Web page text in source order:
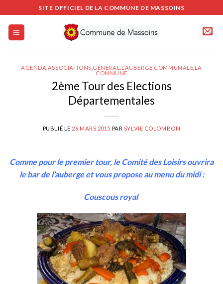
au
contenu
SITE OFFICIEL DE LA COMMUNE DE MASSOINS
AGENDA ASSOCIATIONS GÉNÉRAL L'AUBERGE COMMUNALE LA
COMMUNE
2ème Tour des Elections
Départementales
PUBLIÉ LE 26 MARS 2015 PAR SYLVIE COLOMBON
Comme pour le premier tour, le Comité des Loisirs ouvrira
le bar de l’auberge et vous propose au menu du midi :
Couscous royal